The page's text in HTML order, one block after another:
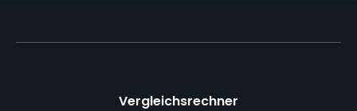
Vergleichsrechner